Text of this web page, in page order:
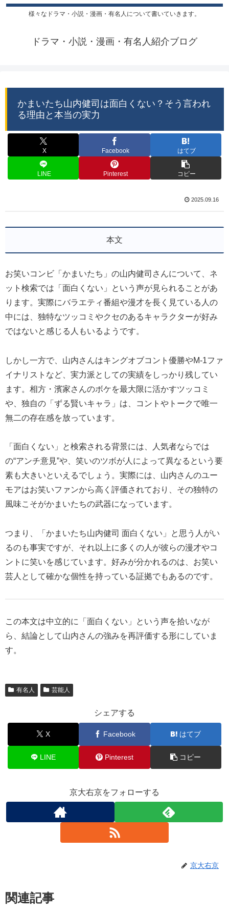
様々なドラマ・小説・漫画・有名人について書いていきます。
ドラマ・小説・漫画・有名人紹介ブログ
かまいたち山内健司は面白くない？そう言われ
る理由と本当の実力
X Facebook はてブ
LINE Pinterest コピー
2025.09.16
本文
お笑いコンビ「かまいたち」の山内健司さんについて、ネ
ット検索では「面白くない」という声が見られることがあ
ります。実際にバラエティ番組や漫才を長く見ている人の
中には、独特なツッコミやクセのあるキャラクターが好み
ではないと感じる人もいるようです。
しかし一方で、山内さんはキングオブコント優勝やM-1ファ
イナリストなど、実力派としての実績をしっかり残してい
ます。相方・濱家さんのボケを最大限に活かすツッコミ
や、独自の「ずる賢いキャラ」は、コントやトークで唯一
無二の存在感を放っています。
「面白くない」と検索される背景には、人気者ならでは
の“アンチ意見”や、笑いのツボが人によって異なるという要
素も大きいといえるでしょう。実際には、山内さんのユー
モアはお笑いファンから高く評価されており、その独特の
風味こそがかまいたちの武器になっています。
つまり、「かまいたち山内健司 面白くない」と思う人がい
るのも事実ですが、それ以上に多くの人が彼らの漫才やコ
ントに笑いを感じています。好みが分かれるのは、お笑い
芸人として確かな個性を持っている証拠でもあるのです。
この本文は中立的に「面白くない」という声を拾いなが
ら、結論として山内さんの強みを再評価する形にしていま
す。
有名人 芸能人
シェアする
X Facebook はてブ
LINE Pinterest コピー
京大右京をフォローする
京大右京
関連記事